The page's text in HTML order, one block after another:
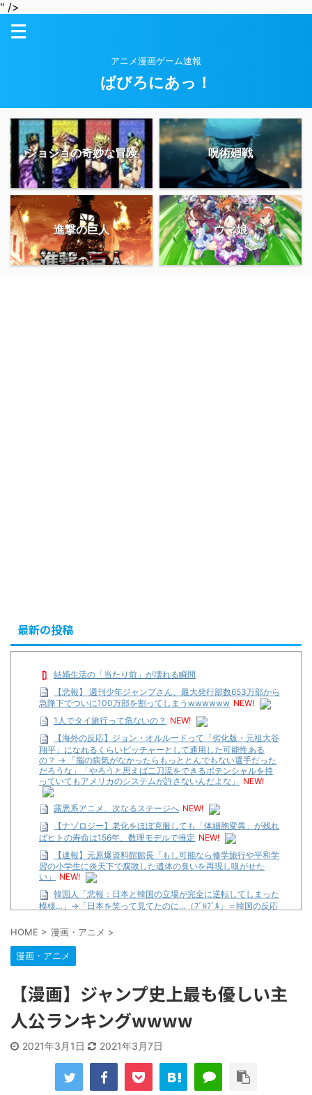
" />
アニメ漫画ゲーム速報
ばびろにあっ！
ジョジョの奇妙な冒険 呪術廻戦
進撃の巨人 ウマ娘
最新の投稿
結婚生活の「当たり前」が壊れる瞬間
【悲報】 週刊少年ジャンプさん、最大発行部数653万部から
急降下でついに100万部を割ってしまうwwwwww NEW!
1人でタイ旅行って危ないの？ NEW!
【海外の反応】ジョン・オルルードって「劣化版・元祖大谷
翔平」になれるくらいピッチャーとして通用した可能性ある
の？ → 「脳の病気がなかったらもっととんでもない選手だった
だろうな」「やろうと思えば二刀流をできるポテンシャルを持
っていてもアメリカのシステムが許さないんだよな」
NEW!
露悪系アニメ、次なるステージへ NEW!
【ナゾロジー】老化をほぼ克服しても「体細胞変異」が残れ
ばヒトの寿命は156年、数理モデルで推定 NEW!
【速報】元原爆資料館館長「もし可能なら修学旅行や平和学
習の小学生に炎天下で腐敗した遺体の臭いを再現し嗅がせた
い」
NEW!
韓国人「悲報：日本と韓国の立場が完全に逆転してしまった
模様…」→「日本を笑って見てたのに…（ﾌﾞﾙﾌﾞﾙ」＝韓国の反応
【遊戯王】いつ見ても覚醒だけ地属性との関連が意味不明だ
な…
…背が高い娘
な…
【ギャルゲ】「千恋*万花」のアニメ化決定でKOTOKOが主
【R-18】真・女神転生 Road to the Transcendence【二次
創作】 第２０話
北原ももさんの挑発!!!
HOME > 漫画・アニメ >
漫画・アニメ
【漫画】ジャンプ史上最も優しい主
人公ランキングwwww
2021年3月1日 2021年3月7日